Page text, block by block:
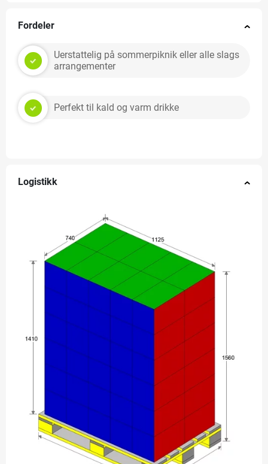
Fordeler
Uerstattelig på sommerpiknik eller alle slags
arrangementer
Perfekt til kald og varm drikke
Logistikk